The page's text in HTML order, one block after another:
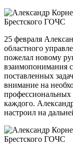
25 февраля
областного
пожелал новому
взаимопонимания
поставленных
внимание на
профессиональных
каждого.
настроил на